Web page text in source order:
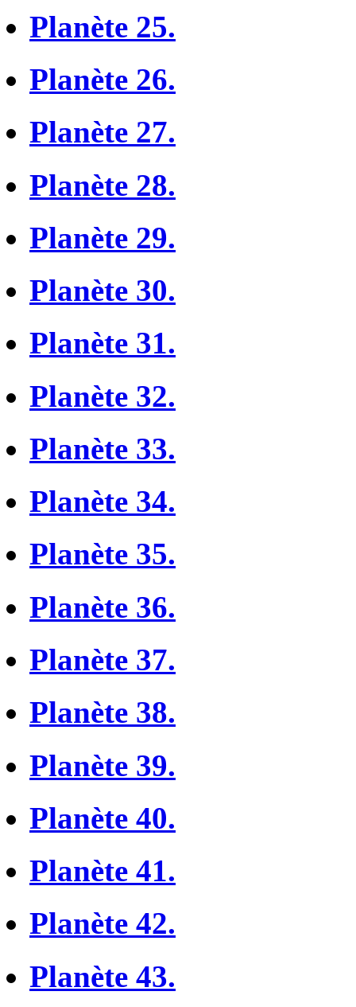
Planète 25.
Planète 26.
Planète 27.
Planète 28.
Planète 29.
Planète 30.
Planète 31.
Planète 32.
Planète 33.
Planète 34.
Planète 35.
Planète 36.
Planète 37.
Planète 38.
Planète 39.
Planète 40.
Planète 41.
Planète 42.
Planète 43.